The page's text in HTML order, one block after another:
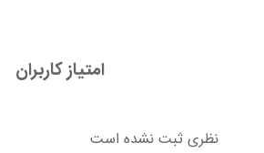
امتیاز کاربران
نظری ثبت نشده است